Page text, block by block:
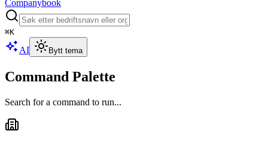
Companybook
⌘K
AI Bytt tema
Command Palette
Search for a command to run...